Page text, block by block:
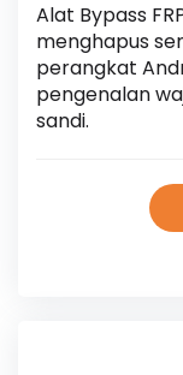
Alat Bypass
menghapus
perangkat
pengenalan
sandi.